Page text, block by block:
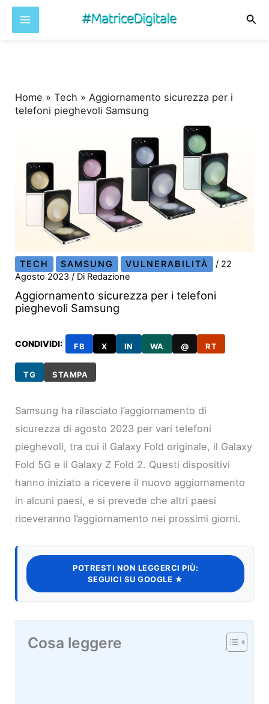
Home »Tech »Aggiornamento sicurezza per i
telefoni pieghevoli Samsung
TECH SAMSUNG VULNERABILITÀ / 22
Agosto 2023/ Di Redazione
Aggiornamento sicurezza per i telefoni
pieghevoli Samsung
CONDIVIDI: FB X IN WA @ RT
TG STAMPA
Samsung ha rilasciato l’aggiornamento di
sicurezza di agosto 2023 per vari telefoni
pieghevoli, tra cui il Galaxy Fold originale, il Galaxy
Fold 5G e il Galaxy Z Fold 2. Questi dispositivi
hanno iniziato a ricevere il nuovo aggiornamento
in alcuni paesi, e si prevede che altri paesi
riceveranno l’aggiornamento nei prossimi giorni.
POTRESTI NON LEGGERCI PIÙ:
SEGUICI SU GOOGLE ★
Cosa leggere